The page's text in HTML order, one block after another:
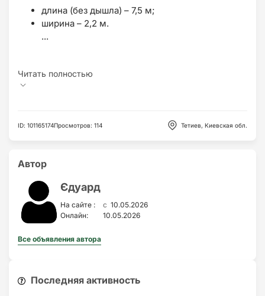
длина (без дышла) – 7,5 м;
ширина – 2,2 м.
...
ID: 101165174Просмотров: 114 Тетиев, Киевская обл.
Автор
Єдуард
На сайте : c 10.05.2026
Онлайн:
10.05.2026
Все объявления автора
Последняя активность